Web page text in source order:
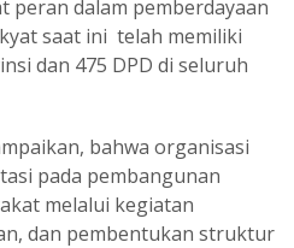
peran dalam pemberdayaan
saat ini telah memiliki
dan 475 DPD di seluruh
bahwa organisasi
pada pembangunan
melalui kegiatan
dan pembentukan struktur